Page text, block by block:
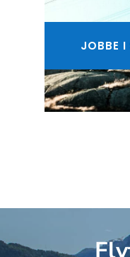
JOBBE I